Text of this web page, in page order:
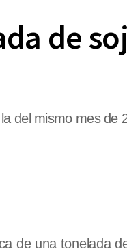
de
del mismo mes de
de una tonelada